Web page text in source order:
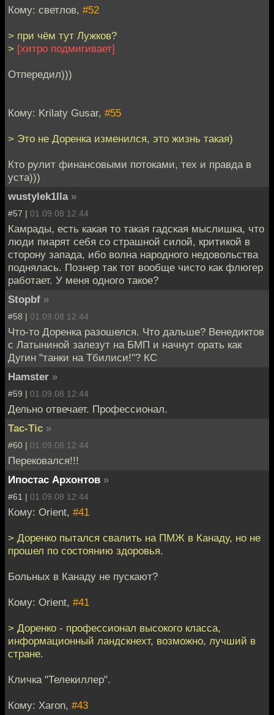
Кому: светлов, #52
> при чём тут Лужков?
> [хитро подмигивает]
Отпередил)))
Кому: Krilaty Gusar, #55
> Это не Доренка изменился, это жизнь такая)
Кто рулит финансовыми потоками, тех и правда в
уста)))
wustylek1lla »
#57 | 01.09.08 12:44
Камрады, есть какая то такая гадская мыслишка, что
люди пиарят себя со страшной силой, критикой в
сторону запада, ибо волна народного недовольства
поднялась. Познер так тот вообще чисто как флюгер
работает. У меня одного такое?
Stopbf »
#58 | 01.09.08 12:44
Что-то Доренка разошелся. Что дальше? Венедиктов
с Латыниной залезут на БМП и начнут орать как
Дугин "танки на Тбилиси!"? КС
Hamster »
#59 | 01.09.08 12:44
Дельно отвечает. Профессионал.
Tac-Tic »
#60 | 01.09.08 12:44
Перековался!!!
Ипостас Архонтов »
#61 | 01.09.08 12:44
Кому: Orient, #41
> Доренко пытался свалить на ПМЖ в Канаду, но не
прошел по состоянию здоровья.
Больных в Канаду не пускают?
Кому: Orient, #41
> Доренко - профессионал высокого класса,
информационный ландскнехт, возможно, лучший в
стране.
Кличка "Телекиллер".
Кому: Xaron, #43